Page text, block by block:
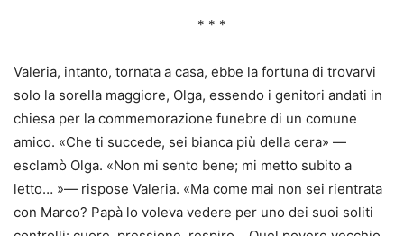
* * *
Valeria, intanto, tornata a casa, ebbe la fortuna di trovarvi
solo la sorella maggiore, Olga, essendo i genitori andati in
chiesa per la commemorazione funebre di un comune
amico. «Che ti succede, sei bianca più della cera» —
esclamò Olga. «Non mi sento bene; mi metto subito a
letto… »— rispose Valeria. «Ma come mai non sei rientrata
con Marco? Papà lo voleva vedere per uno dei suoi soliti